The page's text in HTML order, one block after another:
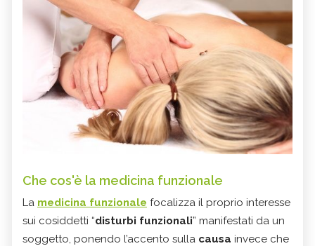
Che cos'è la medicina funzionale
La medicina funzionale focalizza il proprio interesse
sui cosiddetti “disturbi funzionali” manifestati da un
soggetto, ponendo l’accento sulla causa invece che